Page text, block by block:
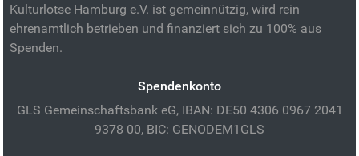
Kulturlotse Hamburg e.V. ist gemeinnützig, wird rein
ehrenamtlich betrieben und finanziert sich zu 100% aus
Spenden.
Spendenkonto
GLS Gemeinschaftsbank eG, IBAN: DE50 4306 0967 2041
9378 00, BIC: GENODEM1GLS